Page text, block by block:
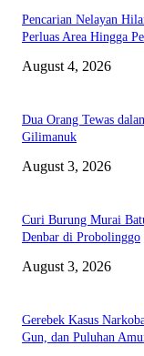
Pencarian Nelayan
Perluas Area Hingga
August 4, 2026
Dua Orang Tewas
Gilimanuk
August 3, 2026
Curi Burung Murai
Denbar di Probolinggo
August 3, 2026
Gerebek Kasus
Gun, dan Puluhan